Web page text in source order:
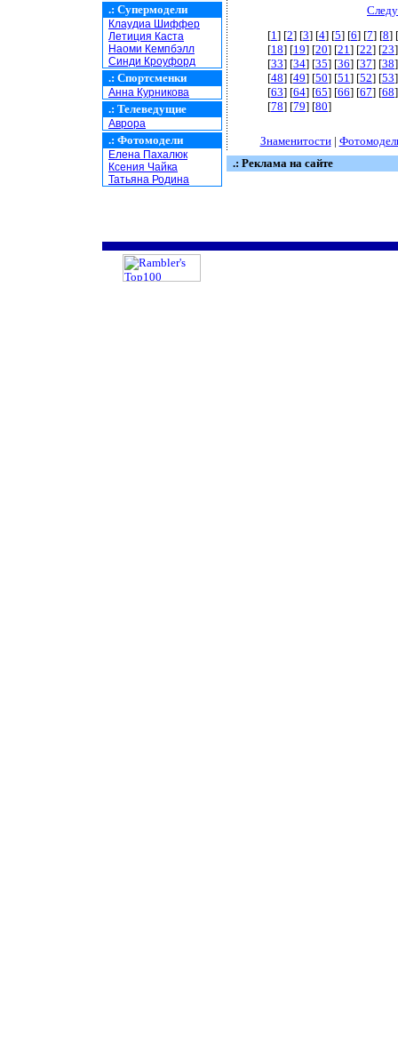
.: Супермодели
Клаудиа Шиффер
Летиция Каста
Наоми Кемпбэлл
Синди Кроуфорд
.: Спортсменки
Анна Курникова
.: Телеведущие
Аврора
.: Фотомодели
Елена Пахалюк
Ксения Чайка
Татьяна Родина
[1] [2] [3] [4] [5] [6] [7] [8] [
[18] [19] [20] [21] [22] [23
[33] [34] [35] [36] [37] [38
[48] [49] [50] [51] [52] [53
[63] [64] [65] [66] [67] [68
[78] [79] [80]
Знаменитости|
.: Реклама на сайте